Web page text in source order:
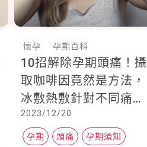
懷孕 孕期百科
10招解除孕期頭痛！攝
取咖啡因竟然是方法，
冰敷熱敷針對不同痛感
與部位，媽媽必學
2023/12/20
孕期 頭痛 孕期須知